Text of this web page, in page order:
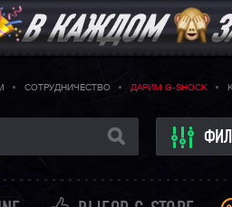
СОТРУДНИЧЕСТВО ДАРИМ G-SHOCK